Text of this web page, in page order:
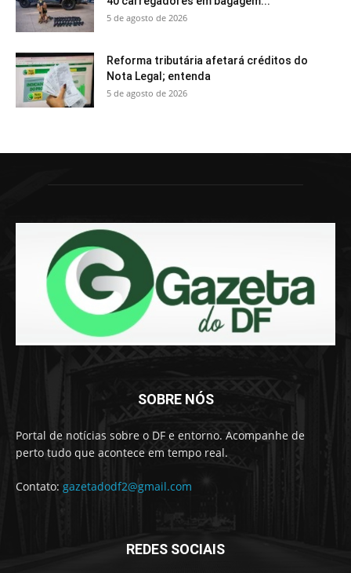
5 de agosto de 2026
Reforma tributária afetará créditos do
Nota Legal; entenda
5 de agosto de 2026
SOBRE NÓS
Portal de notícias sobre o DF e entorno. Acompanhe de
perto tudo que acontece em tempo real.
Contato: gazetadodf2@gmail.com
REDES SOCIAIS